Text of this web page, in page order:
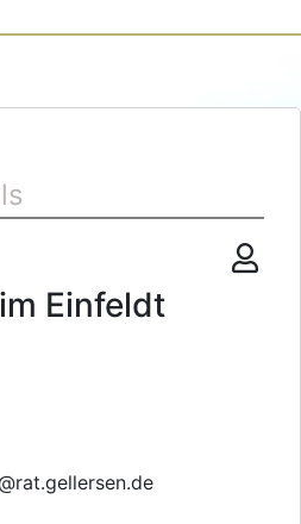
Einfeldt
rat.gellersen.de